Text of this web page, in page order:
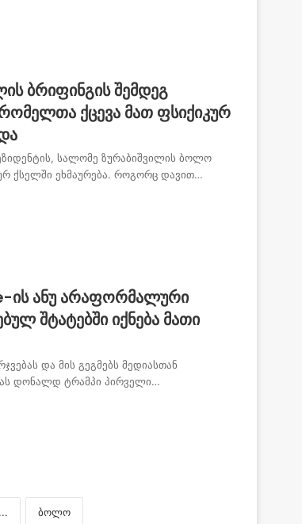
ბრიფინგის შემდეგ
ქცევა მათ ფსიქიკურ
სალომე ზურაბიშვილის ბოლო
ქსელში ეხმაურება. როგორც დავით…
ის ანუ არაფორმალური
შტატებში იქნება მათი
და მის გეგმებს მედიასთან
დონალდ ტრამპი პირველი…
... ბოლო